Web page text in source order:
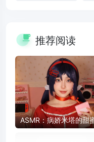
推荐阅读
ASMR：病娇米塔的甜
伴 - 药片、卡带、护肤